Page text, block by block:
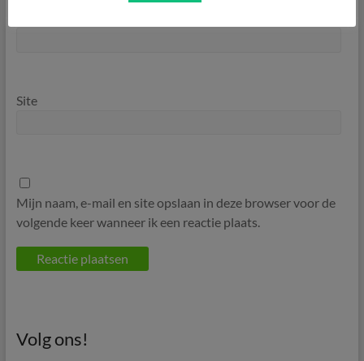
Site
Mijn naam, e-mail en site opslaan in deze browser voor de
volgende keer wanneer ik een reactie plaats.
Volg ons!